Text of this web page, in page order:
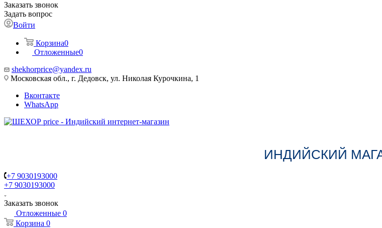
Заказать звонок
Задать вопрос
Войти
Корзина0
Отложенные0
shekhorprice@yandex.ru
Московская обл., г. Дедовск, ул. Николая Курочкина, 1
Вконтакте
WhatsApp
ИНДИЙСКИЙ
+7 9030193000
+7 9030193000
Заказать звонок
Отложенные 0
Корзина 0